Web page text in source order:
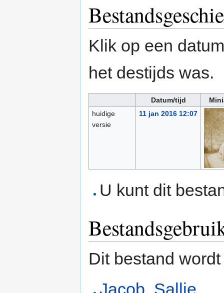
Klik op een
het destijds was.
Datum/tijd
huidige
versie
11 jan 2016 12:07
U kunt dit
Dit bestand
Jacob, Sallie